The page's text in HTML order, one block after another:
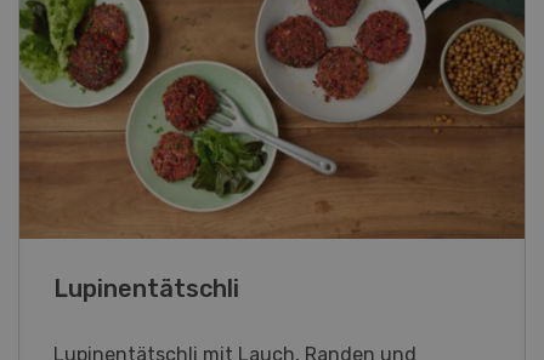
Frühlingsrollen
Frühlingsrollen mit Poulet